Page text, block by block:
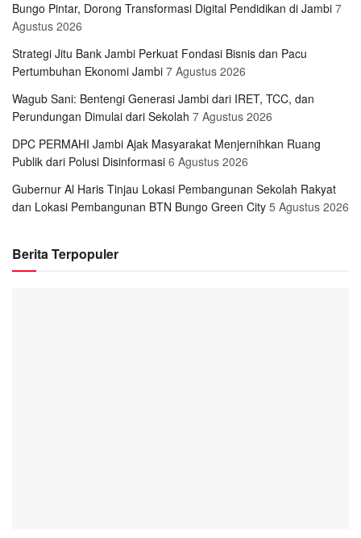
Bungo Pintar, Dorong Transformasi Digital Pendidikan di Jambi 7
Agustus 2026
Strategi Jitu Bank Jambi Perkuat Fondasi Bisnis dan Pacu
Pertumbuhan Ekonomi Jambi 7 Agustus 2026
Wagub Sani: Bentengi Generasi Jambi dari IRET, TCC, dan
Perundungan Dimulai dari Sekolah 7 Agustus 2026
DPC PERMAHI Jambi Ajak Masyarakat Menjernihkan Ruang
Publik dari Polusi Disinformasi 6 Agustus 2026
Gubernur Al Haris Tinjau Lokasi Pembangunan Sekolah Rakyat
dan Lokasi Pembangunan BTN Bungo Green City 5 Agustus 2026
Berita Terpopuler